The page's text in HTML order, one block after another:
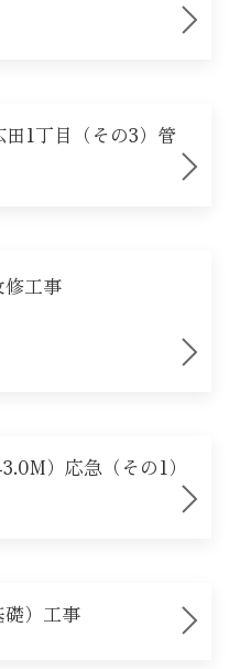
1丁目（その3）管
工事
）応急（その1）
）工事